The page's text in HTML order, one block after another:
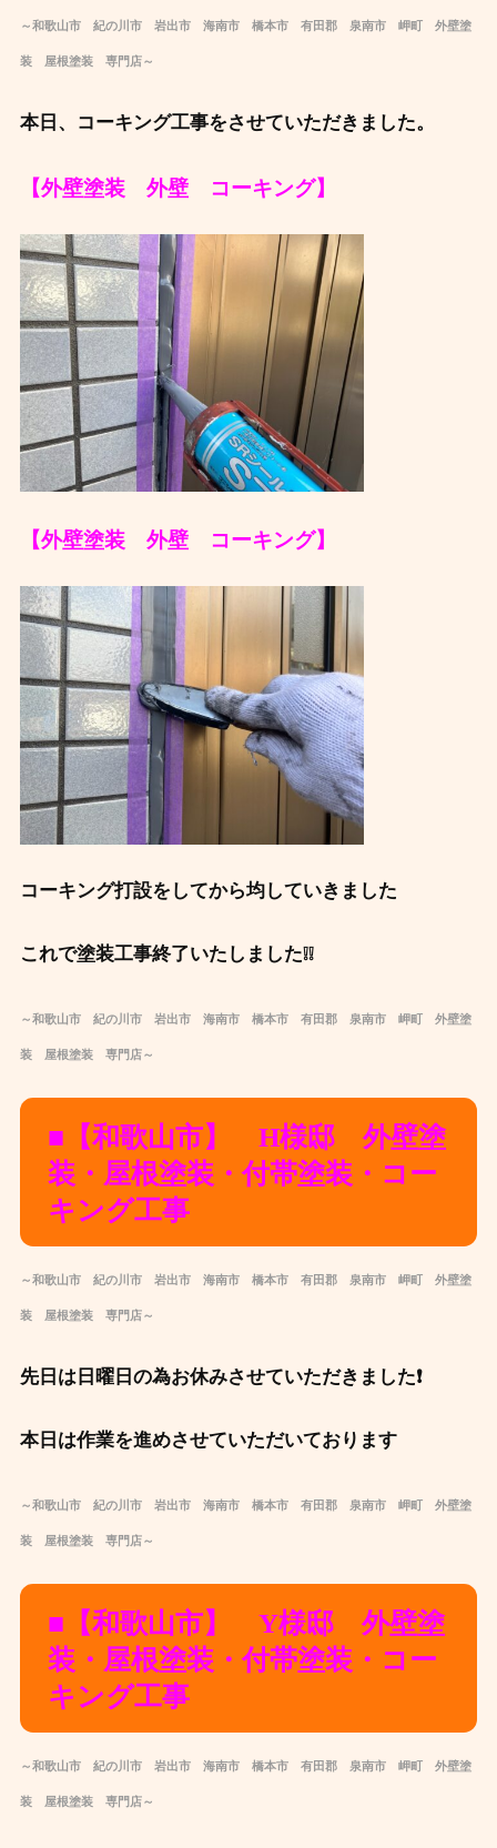
～和歌山市 紀の川市 岩出市 海南市 橋本市 有田郡 泉南市 岬町 外壁塗
装 屋根塗装 専門店～
本日、コーキング工事をさせていただきました。
【外壁塗装 外壁 コーキング】
【外壁塗装 外壁 コーキング】
コーキング打設をしてから均していきました
これで塗装工事終了いたしました❕❕
～和歌山市 紀の川市 岩出市 海南市 橋本市 有田郡 泉南市 岬町 外壁塗
装 屋根塗装 専門店～
■【和歌山市】 H様邸 外壁塗
装・屋根塗装・付帯塗装・コー
キング工事
～和歌山市 紀の川市 岩出市 海南市 橋本市 有田郡 泉南市 岬町 外壁塗
装 屋根塗装 専門店～
先日は日曜日の為お休みさせていただきました❗
本日は作業を進めさせていただいております
～和歌山市 紀の川市 岩出市 海南市 橋本市 有田郡 泉南市 岬町 外壁塗
装 屋根塗装 専門店～
■【和歌山市】 Y様邸 外壁塗
装・屋根塗装・付帯塗装・コー
キング工事
～和歌山市 紀の川市 岩出市 海南市 橋本市 有田郡 泉南市 岬町 外壁塗
装 屋根塗装 専門店～